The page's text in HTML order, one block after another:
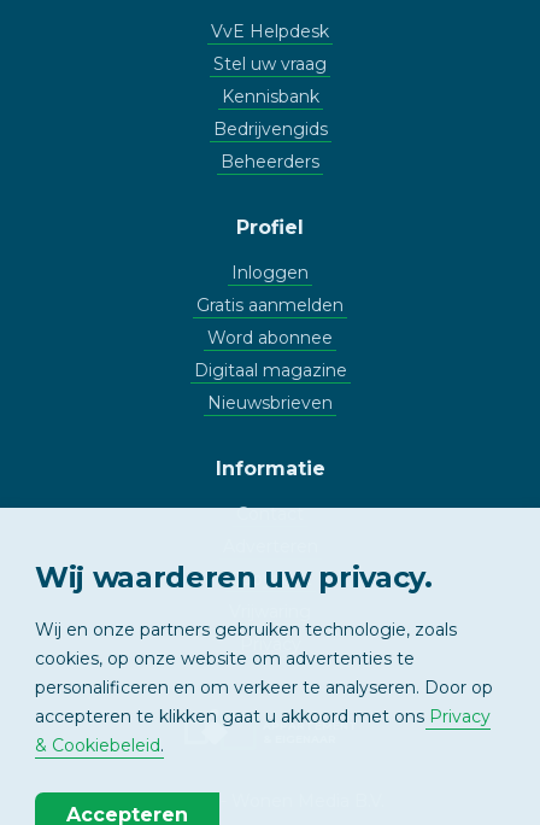
VvE Helpdesk
Stel uw vraag
Kennisbank
Bedrijvengids
Beheerders
Profiel
Inloggen
Gratis aanmelden
Word abonnee
Digitaal magazine
Nieuwsbrieven
Informatie
Contact
Copyright
APPARTEMENT
Wij waarderen uw privacy.
Wij en onze partners gebruiken technologie, zoals
cookies, op onze website om advertenties te
personalificeren en om verkeer te analyseren. Door op
accepteren te klikken gaat u akkoord met ons Privacy
& Cookiebeleid.
Accepteren